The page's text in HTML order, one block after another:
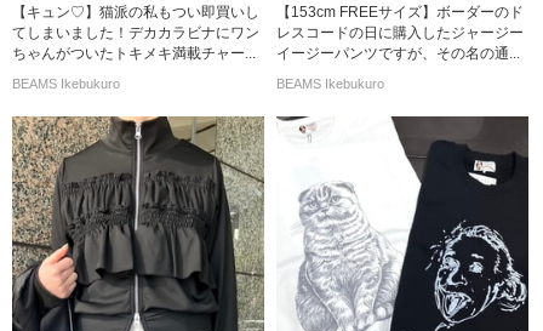
【キュン♡】猫派の私もつい即買いし
てしまいました！デカカラビナにワン
ちゃんがついたトキメキ満載チャー...
BEAMS Ikebukuro
【153cm FREEサイズ】ボーダーのド
レスコードの日に購入したジャージー
イージーパンツですが、その名の通...
BEAMS Ikebukuro